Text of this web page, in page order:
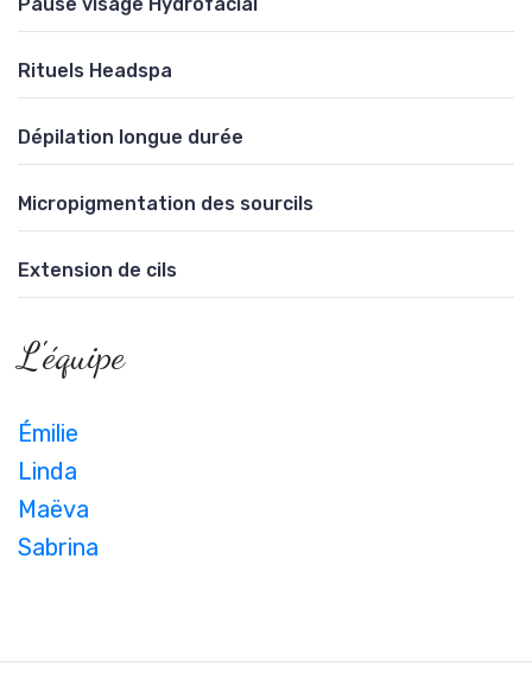
Rituels Headspa
Dépilation longue durée
Micropigmentation des sourcils
Extension de cils
L'équipe
Émilie
Linda
Maëva
Sabrina